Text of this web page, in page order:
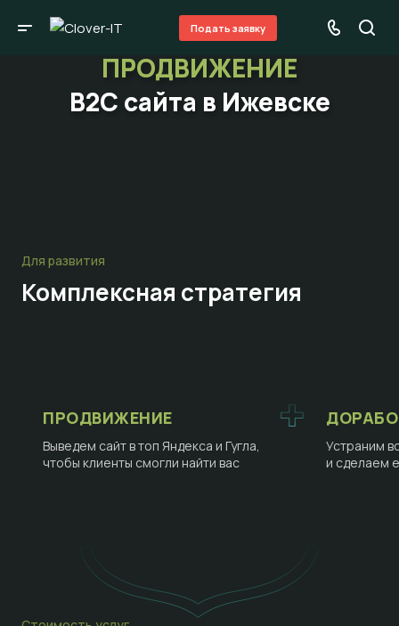
Подать заявку
ПРОДВИЖЕНИЕ
B2C сайта в Ижевске
Для развития
Комплексная стратегия
ПРОДВИЖЕНИЕ
Выведем сайт в топ Яндекса и Гугла,
чтобы клиенты смогли найти вас
Устраним
и сделаем